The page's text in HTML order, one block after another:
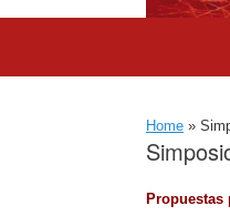
Home »
Propuestas